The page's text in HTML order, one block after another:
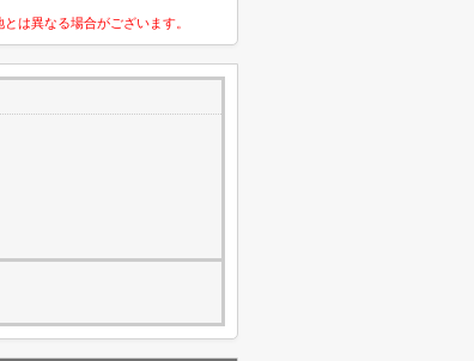
は異なる場合がございます。